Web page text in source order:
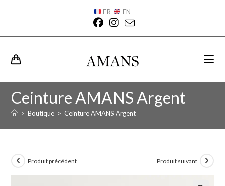
FR EN
Ceinture AMANS Argent
> Boutique > Ceinture AMANS Argent
Produit précédent Produit suivant